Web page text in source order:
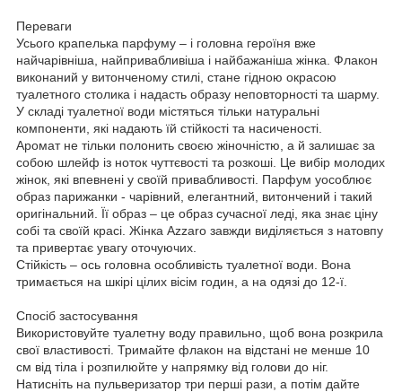
Переваги
Усього крапелька парфуму – і головна героїня вже
найчарівніша, найпривабливіша і найбажаніша жінка. Флакон
виконаний у витонченому стилі, стане гідною окрасою
туалетного столика і надасть образу неповторності та шарму.
У складі туалетної води містяться тільки натуральні
компоненти, які надають їй стійкості та насиченості.
Аромат не тільки полонить своєю жіночністю, а й залишає за
собою шлейф із ноток чуттєвості та розкоші. Це вибір молодих
жінок, які впевнені у своїй привабливості. Парфум уособлює
образ парижанки - чарівний, елегантний, витончений і такий
оригінальний. Її образ – це образ сучасної леді, яка знає ціну
собі та своїй красі. Жінка Azzaro завжди виділяється з натовпу
та привертає увагу оточуючих.
Стійкість – ось головна особливість туалетної води. Вона
тримається на шкірі цілих вісім годин, а на одязі до 12-ї.
Спосіб застосування
Використовуйте туалетну воду правильно, щоб вона розкрила
свої властивості. Тримайте флакон на відстані не менше 10
см від тіла і розпилюйте у напрямку від голови до ніг.
Натисніть на пульверизатор три перші рази, а потім дайте